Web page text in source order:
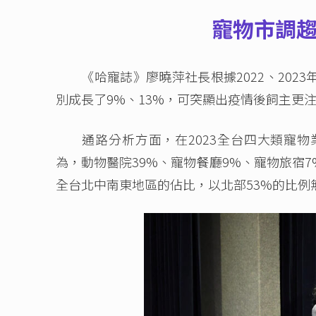
寵物市調
《哈寵誌》廖曉萍社長根據2022、2023
別成長了9%、13%，可突顯出疫情後飼主更
通路分析方面，在2023全台四大類寵物
為，動物醫院39%、寵物餐廳9%、寵物旅宿
全台北中南東地區的佔比，以北部53%的比